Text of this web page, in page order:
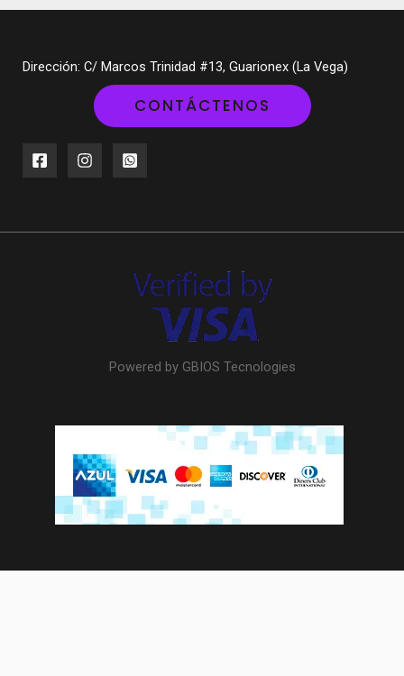
Dirección: C/ Marcos Trinidad #13, Guarionex (La Vega)
CONTÁCTENOS
Powered by GBIOS Tecnologies